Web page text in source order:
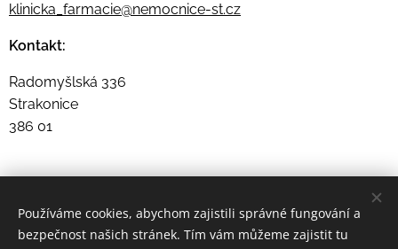
klinicka_farmacie@nemocnice-st.cz
Kontakt:
Radomyšlská 336
Strakonice
386 01
© 2023 ČOSKF | Všechna práva vyhrazena | Designed by Juraj
Martiška
Používáme cookies, abychom zajistili správné fungování a
bezpečnost našich stránek. Tím vám můžeme zajistit tu